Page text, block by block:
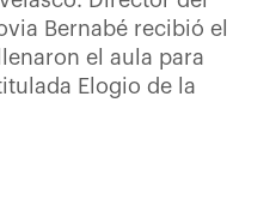
Bernabé recibió el
el aula para
Elogio de la